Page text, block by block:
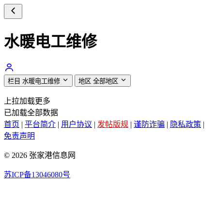
水暖电工维修
栏目 水暖电工维修 地区 全部地区
上拉加载更多
已加载全部数据
首页 | 平台简介 | 用户协议 | 发帖版规 | 谨防诈骗 | 隐私政策 |
免责声明
© 2026 张家港信息网
苏ICP备13046080号